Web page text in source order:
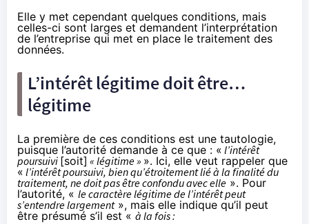
Elle y met cependant quelques conditions, mais
celles-ci sont larges et demandent l’interprétation
de l’entreprise qui met en place le traitement des
données.
L’intérêt légitime doit être…
légitime
La première de ces conditions est une tautologie,
puisque l’autorité demande à ce que : « l’intérêt
poursuivi [soit] « légitime » ». Ici, elle veut rappeler que
« l’intérêt poursuivi, bien qu’étroitement lié à la finalité du
traitement, ne doit pas être confondu avec elle ». Pour
l’autorité, « le caractère légitime de l’intérêt peut
s’entendre largement», mais elle indique qu’il peut
être présumé s’il est « à la fois :